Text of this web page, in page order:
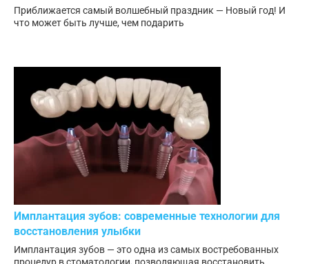
Приближается самый волшебный праздник — Новый год! И
что может быть лучше, чем подарить
Имплантация зубов: современные технологии для
восстановления улыбки
Имплантация зубов — это одна из самых востребованных